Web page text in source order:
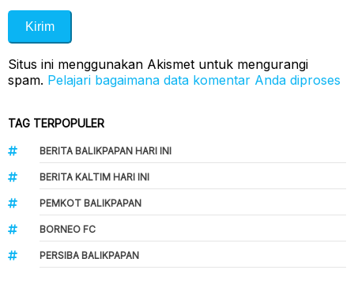
Situs ini menggunakan Akismet untuk mengurangi
spam. Pelajari bagaimana data komentar Anda diproses
TAG TERPOPULER
BERITA BALIKPAPAN HARI INI
BERITA KALTIM HARI INI
PEMKOT BALIKPAPAN
BORNEO FC
PERSIBA BALIKPAPAN